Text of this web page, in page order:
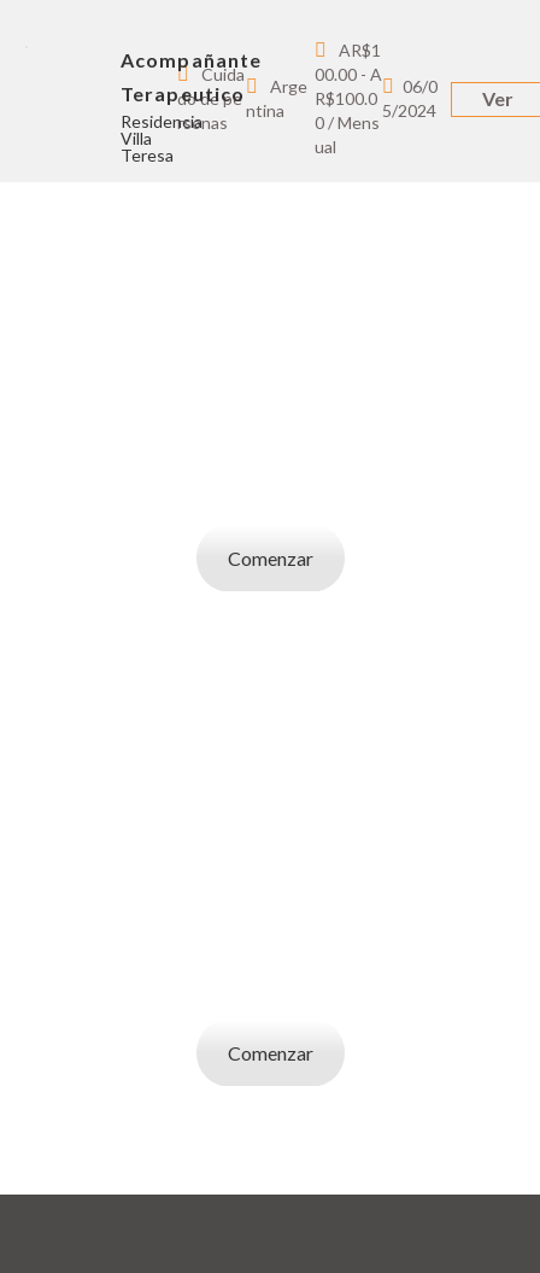
Acompañante
Terapeutico
Residencia
Villa
Teresa
Cuida
do de pe
rsonas
Arge
ntina
AR$1
00.00 - A
R$100.0
0 / Mens
ual
06/0
5/2024
Ver
Comenzar
Comenzar